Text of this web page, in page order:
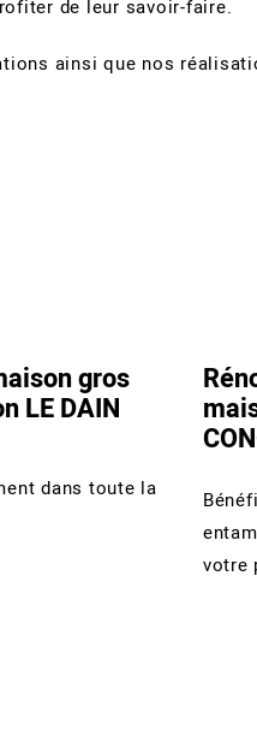
de leur savoir-faire.
ainsi que nos
gros
LE DAIN
dans toute la
votre